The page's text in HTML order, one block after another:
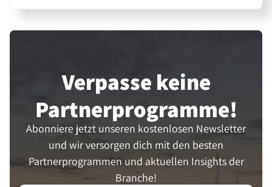
Verpasse keine
Partner­programme!
Abonniere jetzt unseren kostenlosen Newsletter
und wir versorgen dich mit den besten
Partnerprogrammen und aktuellen Insights der
Branche!